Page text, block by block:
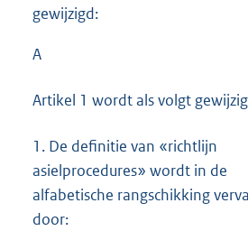
gewijzigd:
A
Artikel 1 wordt als volgt
1. De definitie van «richtlijn
asielprocedures» wordt in de
alfabetische rangschikking
door: